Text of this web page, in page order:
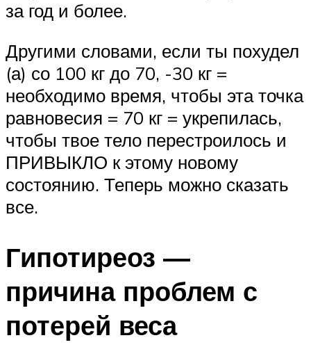
за год и более.
Другими словами, если ты похудел
(а) со 100 кг до 70, -30 кг =
необходимо время, чтобы эта точка
равновесия = 70 кг = укрепилась,
чтобы твое тело перестроилось и
ПРИВЫКЛО к этому новому
состоянию. Теперь можно сказать
все.
Гипотиреоз —
причина проблем с
потерей веса